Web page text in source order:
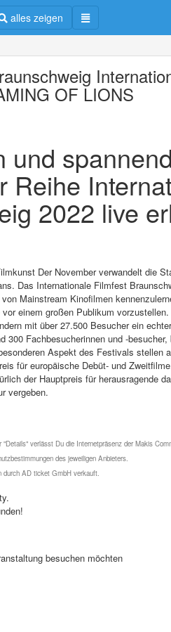
alles zeigen
OF LIONS
und
Reihe
2022 live
Der November verwandelt die
Das Internationale Filmfest
Mainstream Kinofilmen
einem großen Publikum
mit über 27.500 Besucher ein
Fachbesucherinnen und -besucher,
Aspekt des Festivals stellen
für europäische Debüt- und
der Hauptpreis für herausragende
vergeben.
verlässt Du die Internetpräsenz der Makis
des jeweiligen Anbieters.
AD ticket GmbH verkauft.
besuchen möchten